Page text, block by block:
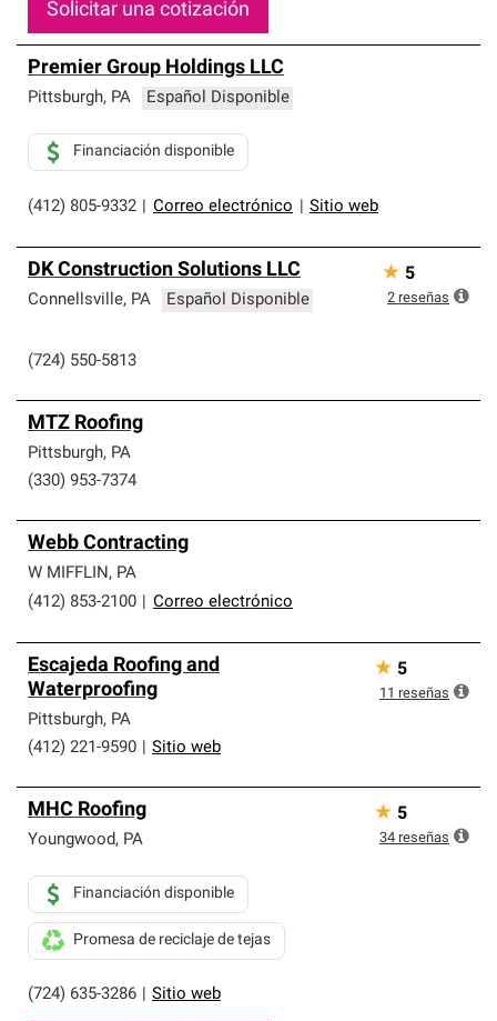
Solicitar una cotización
Premier Group Holdings LLC
Pittsburgh, PA Español Disponible
(412) 805-9332 Correo electrónico Sitio web
Financiación disponible
DK Construction Solutions LLC
Connellsville, PA Español Disponible
(724) 550-5813
★ 5
2 reseñas
MTZ Roofing
Pittsburgh, PA
(330) 953-7374
Webb Contracting
W MIFFLIN, PA
(412) 853-2100
Correo electrónico
Escajeda Roofing and
Waterproofing
Pittsburgh, PA
(412) 221-9590
Sitio web
★ 5
11 reseñas
MHC Roofing
Youngwood, PA
(724) 635-3286 Sitio web
Financiación disponible
Promesa de reciclaje de tejas
★ 5
34 reseñas